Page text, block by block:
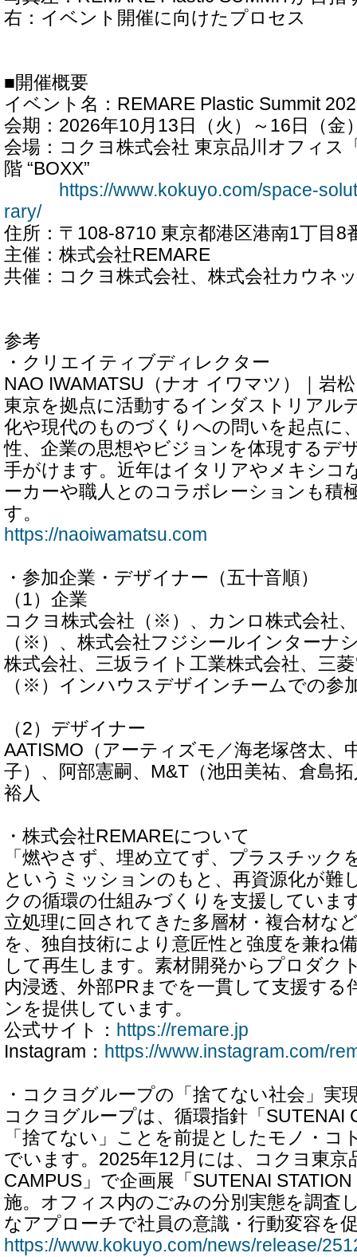
右：イベント開催に向けたプロセス
■開催概要
イベント名：REMARE Plastic Summit
会期：2026年10月13日（火）～16日（金
会場：コクヨ株式会社 東京品川オフィス
階 “BOXX”
https://www.kokuyo.com/space-
rary/
住所：〒108-8710 東京都港区港南1丁目8
主催：株式会社REMARE
共催：コクヨ株式会社、株式会社カウネ
参考
・クリエイティブディレクター
NAO IWAMATSU（ナオ イワマツ）｜岩
東京を拠点に活動するインダストリアル
化や現代のものづくりへの問いを起点に
性、企業の思想やビジョンを体現するデ
手がけます。近年はイタリアやメキシコ
ーカーや職人とのコラボレーションも積
す。
https://naoiwamatsu.com
・参加企業・デザイナー（五十音順）
（1）企業
コクヨ株式会社（※）、カンロ株式会社
（※）、株式会社フジシールインターナ
株式会社、三坂ライト工業株式会社、三
（※）インハウスデザインチームでの参
（2）デザイナー
AATISMO（アーティズモ／海老塚啓太、
子）、阿部憲嗣、M&T（池田美祐、倉島
裕人
・株式会社REMAREについて
「燃やさず、埋め立てず、プラスチック
というミッションのもと、再資源化が難
クの循環の仕組みづくりを支援していま
立処理に回されてきた多層材・複合材な
を、独自技術により意匠性と強度を兼ね
して再生します。素材開発からプロダク
内浸透、外部PRまでを一貫して支援する
ンを提供しています。
公式サイト： https://remare.jp
Instagram： https://www.instagram.com/
・コクヨグループの「捨てない社会」実
コクヨグループは、循環指針「SUTENAI
「捨てない」ことを前提としたモノ・コ
でいます。2025年12月には、コクヨ東京
CAMPUS」で企画展「SUTENAI
施。オフィス内のごみの分別実態を調査
なアプローチで社員の意識・行動変容を
https://www.kokuyo.com/news/release/